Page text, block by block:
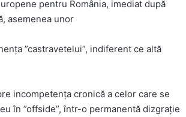
pentru România, imediat după
asemenea unor
”castravetelui”, indiferent ce altă
incompetența cronică a celor care se
în ”offside”, într-o permanentă dizgrație